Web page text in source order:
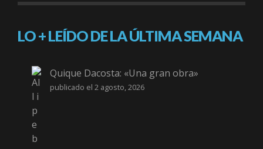
LO + LEÍDO DE LA ÚLTIMA SEMANA
Quique Dacosta: «Una gran obra»
publicado el 2 agosto, 2026